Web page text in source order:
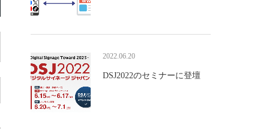
2022.06.20
DSJ2022のセミナーに登壇